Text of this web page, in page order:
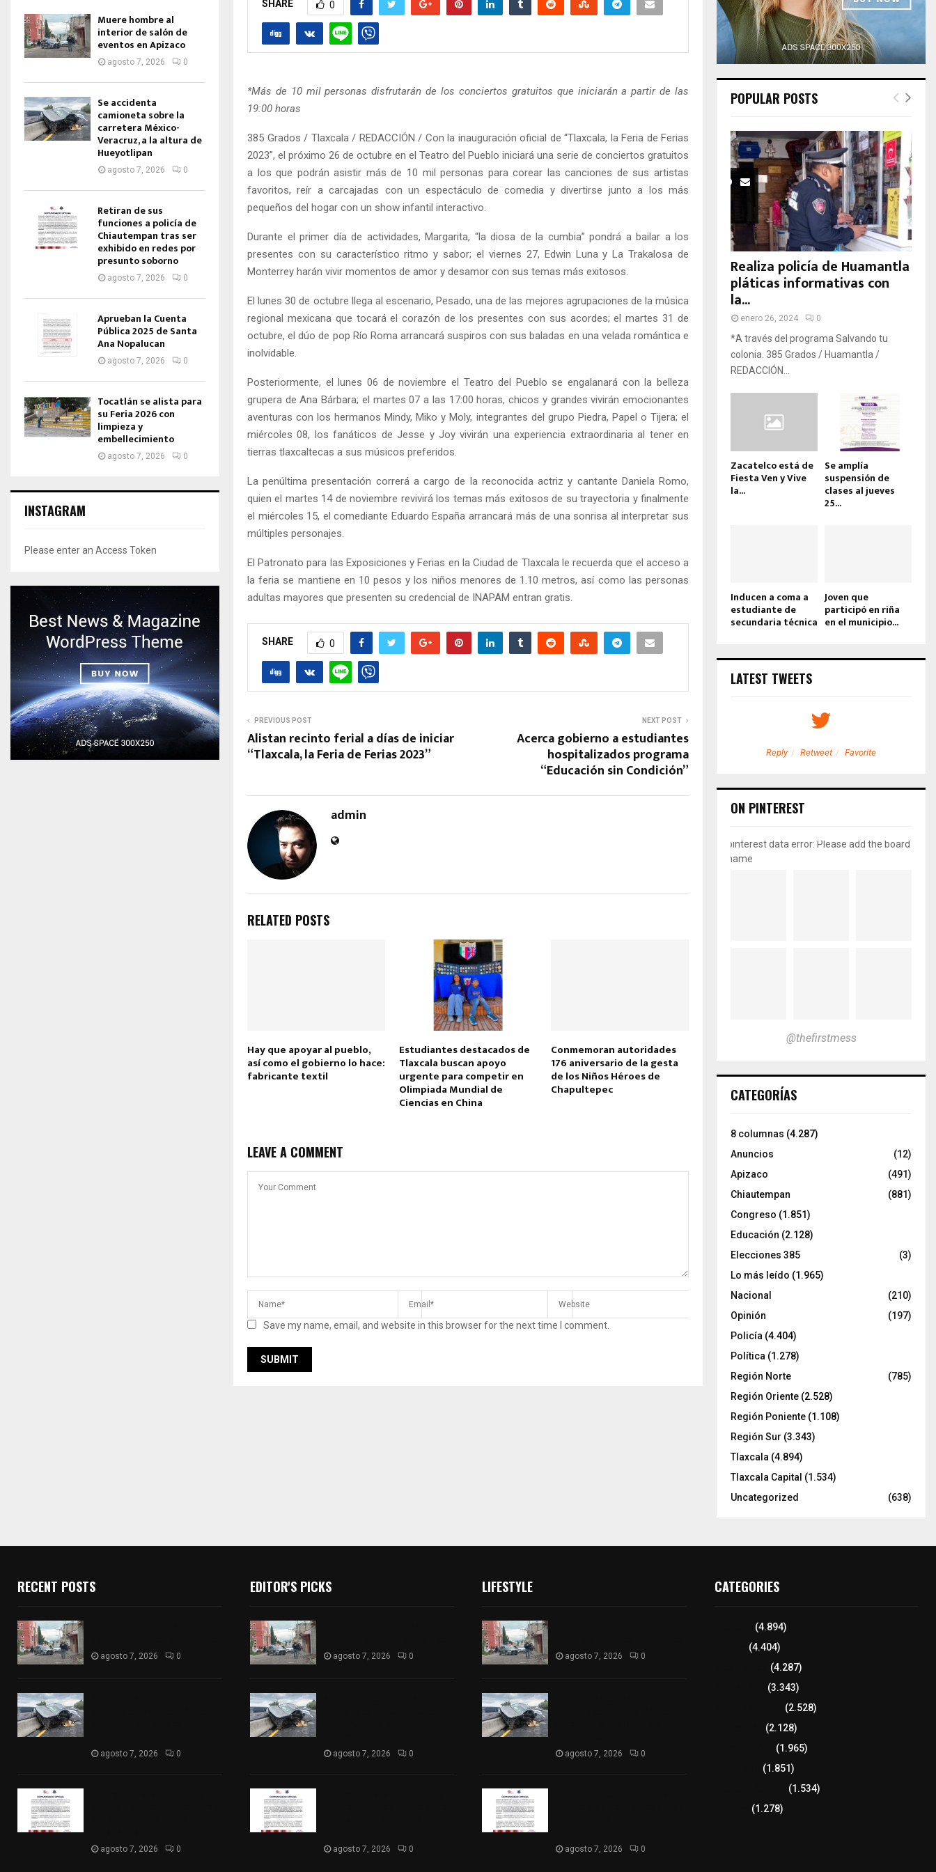
SHARE 0
*Más de 10 mil personas disfrutarán de los conciertos gratuitos que iniciarán a partir de las
19:00 horas
385 Grados / Tlaxcala / REDACCIÓN / Con la inauguración oficial de “Tlaxcala, la Feria de Ferias
2023”, el próximo 26 de octubre en el Teatro del Pueblo iniciará una serie de conciertos gratuitos
a los que podrán asistir más de 10 mil personas para corear las canciones de sus artistas
favoritos, reír a carcajadas con un espectáculo de comedia y divertirse junto a los más
pequeños del hogar con un show infantil interactivo.
Durante el primer día de actividades, Margarita, “la diosa de la cumbia” pondrá a bailar a los
presentes con su característico ritmo y sabor; el viernes 27, Edwin Luna y La Trakalosa de
Monterrey harán vivir momentos de amor y desamor con sus temas más exitosos.
El lunes 30 de octubre llega al escenario, Pesado, una de las mejores agrupaciones de la música
regional mexicana que tocará el corazón de los presentes con sus acordes; el martes 31 de
octubre, el dúo de pop Río Roma arrancará suspiros con sus baladas en una velada romántica e
inolvidable.
Posteriormente, el lunes 06 de noviembre el Teatro del Pueblo se engalanará con la belleza
grupera de Ana Bárbara; el martes 07 a las 17:00 horas, chicos y grandes vivirán emocionantes
aventuras con los hermanos Mindy, Miko y Moly, integrantes del grupo Piedra, Papel o Tijera; el
miércoles 08, los fanáticos de Jesse y Joy vivirán una experiencia extraordinaria al tener en
tierras tlaxcaltecas a sus músicos preferidos.
La penúltima presentación correrá a cargo de la reconocida actriz y cantante Daniela Romo,
quien el martes 14 de noviembre revivirá los temas más exitosos de su trayectoria y finalmente
el miércoles 15, el comediante Eduardo España arrancará más de una sonrisa al interpretar sus
múltiples personajes.
El Patronato para las Exposiciones y Ferias en la Ciudad de Tlaxcala le recuerda que el acceso a
la feria se mantiene en 10 pesos y los niños menores de 1.10 metros, así como las personas
adultas mayores que presenten su credencial de INAPAM entran gratis.
SHARE 0
PREVIOUS POST
Alistan recinto ferial a días de iniciar
“Tlaxcala, la Feria de Ferias 2023”
NEXT POST
Acerca gobierno a estudiantes
hospitalizados programa
“Educación sin Condición”
admin
RELATED POSTS
Hay que apoyar al pueblo,
así como el gobierno lo hace:
fabricante textil
Estudiantes destacados de
Tlaxcala buscan apoyo
urgente para competir en
Olimpiada Mundial de
Ciencias en China
Conmemoran autoridades
176 aniversario de la gesta
de los Niños Héroes de
Chapultepec
LEAVE A COMMENT
Save my name, email, and website in this browser for the next time I comment.
Muere hombre al
interior de salón de
eventos en Apizaco
agosto 7, 2026 0
Se accidenta
camioneta sobre la
carretera México-
Veracruz, a la altura de
Hueyotlipan
agosto 7, 2026 0
Retiran de sus
funciones a policía de
Chiautempan tras ser
exhibido en redes por
presunto soborno
agosto 7, 2026 0
Aprueban la Cuenta
Pública 2025 de Santa
Ana Nopalucan
agosto 7, 2026 0
Tocatlán se alista para
su Feria 2026 con
limpieza y
embellecimiento
agosto 7, 2026 0
INSTAGRAM
Please enter an Access Token
POPULAR POSTS
Realiza policía de Huamantla
pláticas informativas con
la...
enero 26, 2024 0
*A través del programa Salvando tu
colonia. 385 Grados / Huamantla /
REDACCIÓN...
Zacatelco está de
Fiesta Ven y Vive
la...
Se amplía
suspensión de
clases al jueves
25...
Inducen a coma a
estudiante de
secundaria técnica
Joven que
participó en riña
en el municipio...
LATEST TWEETS
Reply Reply Retweet Favorite Reply Retweet Favorite
ON PINTEREST
pinterest data error: Please add the board
name
@thefirstmess
CATEGORÍAS
8 columnas (4.287)
Anuncios
(12)
Apizaco
(491)
Chiautempan
(881)
Congreso (1.851)
Educación (2.128)
Elecciones 385
(3)
Lo más leído (1.965)
Nacional
(210)
Opinión
(197)
Policía (4.404)
Política (1.278)
Región Norte
(785)
Región Oriente (2.528)
Región Poniente (1.108)
Región Sur (3.343)
Tlaxcala (4.894)
Tlaxcala Capital (1.534)
Uncategorized
(638)
RECENT POSTS
agosto 7, 2026 0
agosto 7, 2026 0
agosto 7, 2026 0
EDITOR'S PICKS
agosto 7, 2026 0
agosto 7, 2026 0
agosto 7, 2026 0
LIFESTYLE
agosto 7, 2026 0
agosto 7, 2026 0
agosto 7, 2026 0
CATEGORIES
(4.894)
(4.404)
(4.287)
(3.343)
(2.528)
(2.128)
(1.965)
(1.851)
(1.534)
(1.278)